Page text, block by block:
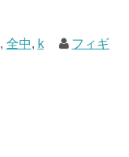
, 全中, k
フィギ